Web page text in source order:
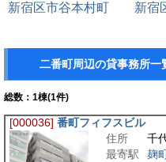
新宿区市谷本村町
新宿
二番町周辺の貸事務所一
総数： 1棟(1件)
[000036] 番町フィフスビル
住所
千
最寄駅
麹